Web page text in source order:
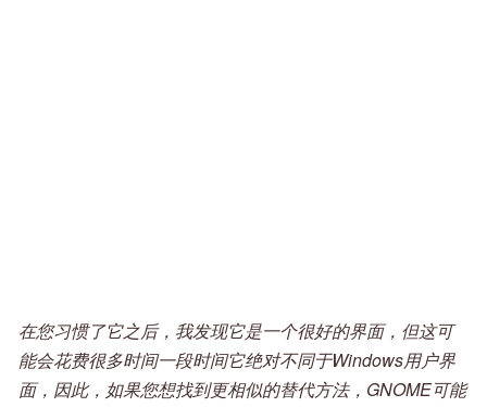
在您习惯了它之后，我发现它是一个很好的界面，但这可
能会花费很多时间一段时间它绝对不同于Windows用户界
面，因此，如果您想找到更相似的替代方法，GNOME可能